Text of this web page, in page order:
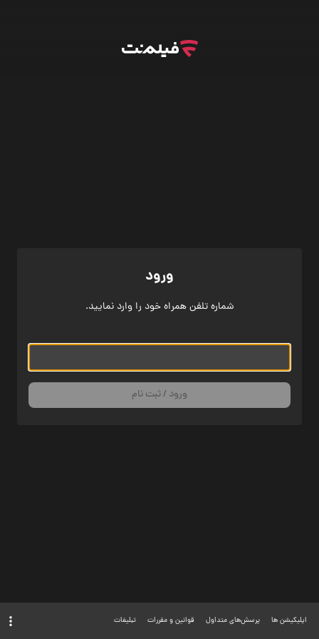
ورود
شماره تلفن همراه خود را وارد نمایید.
ورود / ثبت نام
اپلیکیشن ها پرسش‌های متداول قوانین و مقررات تبلیغات